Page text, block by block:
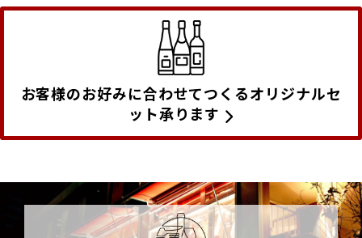
お客様のお好みに合わせてつくるオリジナルセ
ット承ります